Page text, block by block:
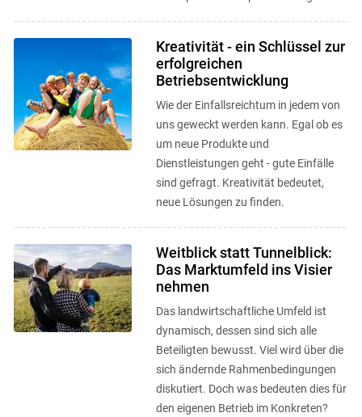
Kreativität - ein Schlüssel zur
erfolgreichen
Betriebsentwicklung
Wie der Einfallsreichtum in jedem von
uns geweckt werden kann. Egal ob es
um neue Produkte und
Dienstleistungen geht - gute Einfälle
sind gefragt. Kreativität bedeutet,
neue Lösungen zu finden.
Weitblick statt Tunnelblick:
Das Marktumfeld ins Visier
nehmen
Das landwirtschaftliche Umfeld ist
dynamisch, dessen sind sich alle
Beteiligten bewusst. Viel wird über die
sich ändernde Rahmenbedingungen
diskutiert. Doch was bedeuten dies für
den eigenen Betrieb im Konkreten?